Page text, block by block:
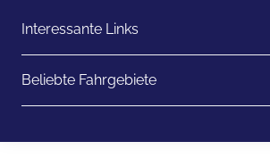
Interessante Links
Beliebte Fahrgebiete